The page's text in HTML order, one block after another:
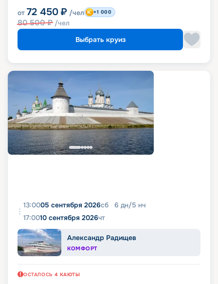
от 72 450 ₽ /чел
80 500₽ /чел
+1 000
Выбрать круиз
13:0005 сентября 2026сб 6 дн/5 нч
17:0010 сентября 2026чт
Александр Радищев
КОМФОРТ
ОСТАЛОСЬ 4 КАЮТЫ